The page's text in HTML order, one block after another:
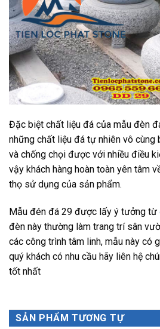
Đặc biệt chất liệu đá của mẫu đèn
những chất liệu đá tự nhiên vô cùng
và chống chọi được với nhiều điều
vậy khách hàng hoàn toàn yên tâm
thọ sử dụng của sản phẩm.
Mẫu đén đá 29 được lấy ý tưởng từ
đèn này thường làm trang trí sân
các công trình tâm linh, mẫu này có
quý khách có nhu cầu hãy liên hệ
tốt nhất
SẢN PHẨM TƯƠNG TỰ